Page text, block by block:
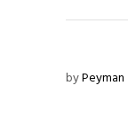
byPeyman